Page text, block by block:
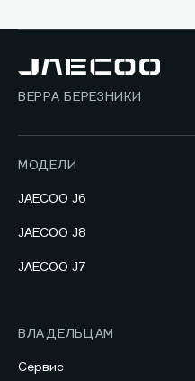
ВЕРРА БЕРЕЗНИКИ
МОДЕЛИ
JAECOO J6
JAECOO J8
JAECOO J7
ВЛАДЕЛЬЦАМ
Сервис